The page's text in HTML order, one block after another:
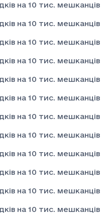
на 10 тис. мешканців
на 10 тис. мешканців
на 10 тис. мешканців
на 10 тис. мешканців
на 10 тис. мешканців
на 10 тис. мешканців
на 10 тис. мешканців
на 10 тис. мешканців
на 10 тис. мешканців
на 10 тис. мешканців
на 10 тис. мешканців
на 10 тис. мешканців